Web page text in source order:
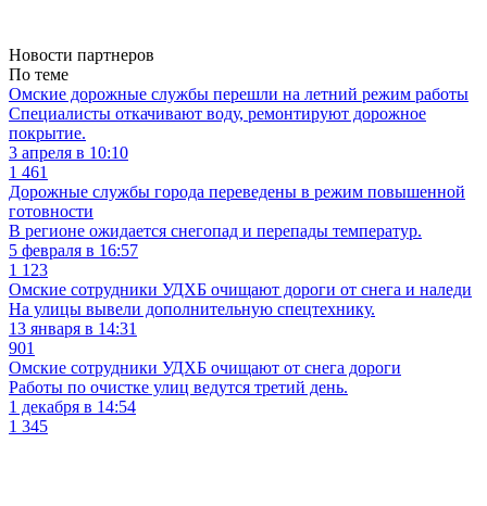
Новости партнеров
По теме
Омские дорожные службы перешли на летний режим работы
Специалисты откачивают воду, ремонтируют дорожное
покрытие.
3 апреля в 10:10
1 461
Дорожные службы города переведены в режим повышенной
готовности
В регионе ожидается снегопад и перепады температур.
5 февраля в 16:57
1 123
Омские сотрудники УДХБ очищают дороги от снега и наледи
На улицы вывели дополнительную спецтехнику.
13 января в 14:31
901
Омские сотрудники УДХБ очищают от снега дороги
Работы по очистке улиц ведутся третий день.
1 декабря в 14:54
1 345